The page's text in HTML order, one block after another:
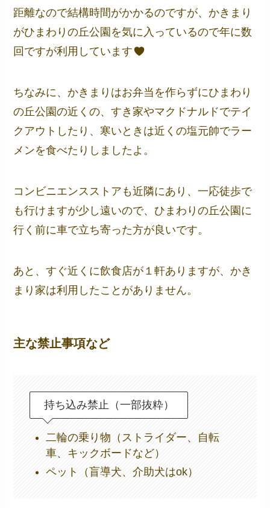
距離なので結構時間がかかるのですが、かきまり
がひまわりの丘公園を気に入っているので年に数
回ですが利用しています
ちなみに、かきまりはお弁当を作らずにひまわり
の丘公園の近くの、すき家やマクドナルドでテイ
クアウトしたり、寒いときは近くの塩元帥でラー
メンを食べたりしましたよ。
コンビニエンスストアも近隣にあり、一応徒歩で
も行けますが少し遠いので、ひまわりの丘公園に
行く前に車で立ち寄った方が良いです。
あと、すぐ近くに飲食店が１軒ありますが、かき
まり家は利用したことがありません。
主な禁止事項など
持ち込み禁止（一部抜粋）
二輪の乗り物（ストライダー、自転
車、キックボードなど）
ペット（盲導犬、介助犬はok）